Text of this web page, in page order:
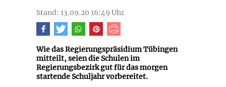
Stand: 13.09.20 16:49 Uhr
Wie das Regierungspräsidium Tübingen
mitteilt, seien die Schulen im
Regierungsbezirk gut für das morgen
startende Schuljahr vorbereitet.